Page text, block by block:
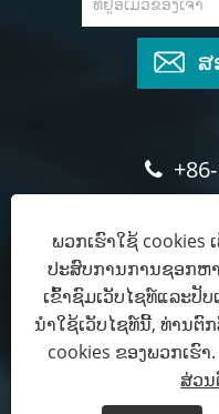
ສ
ສະຫງວນລິຂະສິດ © 2024
RSS
ພວກເຮົາໃຊ້ cookies
ປະສົບການການຊອກຫ
ເຂົ້າຊົມເວັບໄຊທ໌ແລະປັ
ນໍາໃຊ້ເວັບໄຊທ໌ນີ້, ທ່ານຕົ
cookies ຂອງພວກເຮົາ.
ສ່ວນ